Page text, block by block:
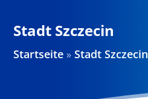
Projekte
Stadt Szczecin
Startseite »Stadt Szczecin